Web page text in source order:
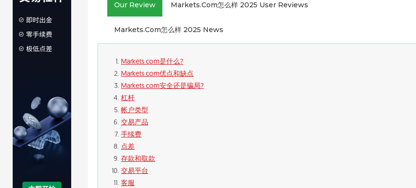
Our Review Markets.com怎么样 2025 User Reviews
Markets.com怎么样 2025 News
Markets.com是什么?
Markets.com优点和缺点
Markets.com安全还是骗局?
杠杆
帐户类型
交易产品
手续费
点差
存款和取款
交易平台
客服